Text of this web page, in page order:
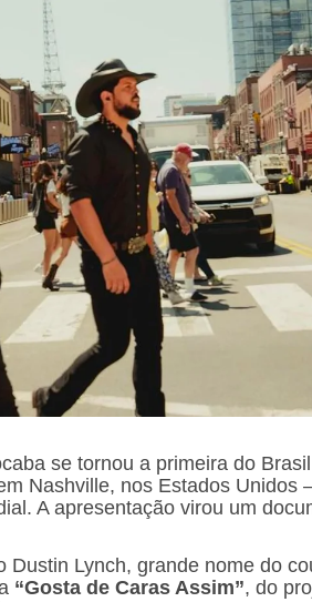
se tornou a primeira do
Nashville, nos Estados
A apresentação virou um
Dustin Lynch, grande nome do
“Gosta de Caras Assim”, do